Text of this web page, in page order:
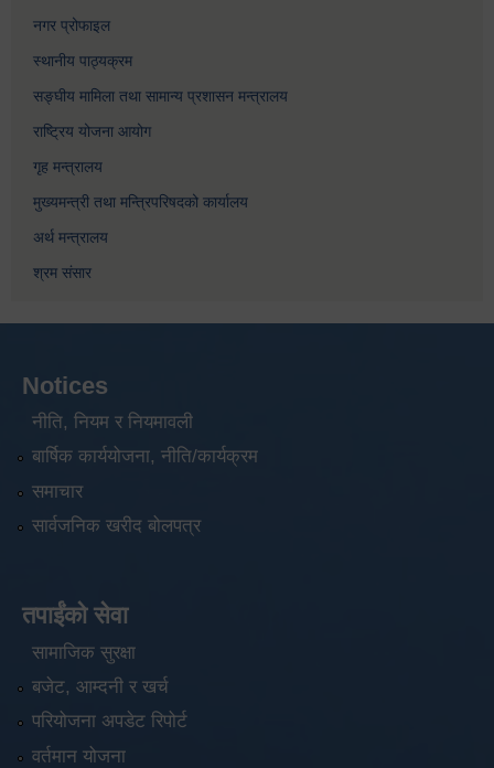
नगर प्रोफाइल
स्थानीय पाठ्यक्रम
सङ्घीय मामिला तथा सामान्य प्रशासन मन्त्रालय
राष्ट्रिय योजना आयोग
गृह मन्त्रालय
मुख्यमन्त्री तथा मन्त्रिपरिषदको कार्यालय
अर्थ मन्त्रालय
श्रम संसार
Notices
नीति, नियम र नियमावली
बार्षिक कार्ययोजना, नीति/कार्यक्रम
समाचार
सार्वजनिक खरीद बोलपत्र
तपाईंको सेवा
सामाजिक सुरक्षा
बजेट, आम्दनी र खर्च
परियोजना अपडेट रिपोर्ट
वर्तमान योजना